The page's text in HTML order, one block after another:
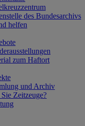
des Bundesarchivs
helfen
zum Haftort
und Archiv
Zeitzeuge?